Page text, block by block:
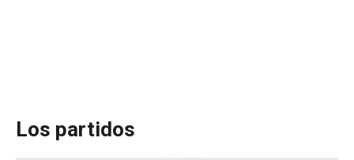
Los partidos